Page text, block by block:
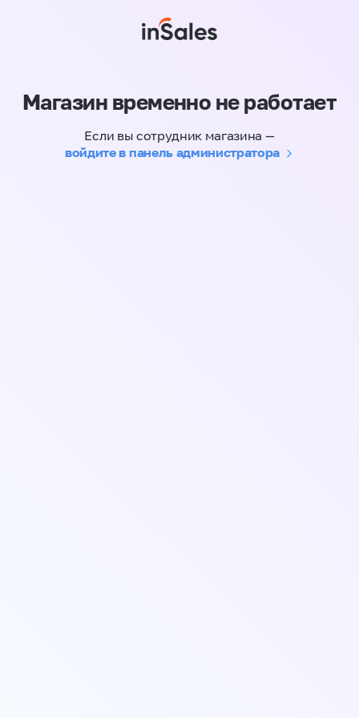
Магазин временно не работает
Если вы сотрудник магазина —
войдите в панель администратора